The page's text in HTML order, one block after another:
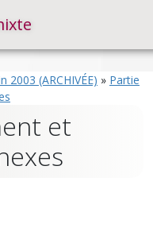
2003 (ARCHIVÉE) » Partie
et